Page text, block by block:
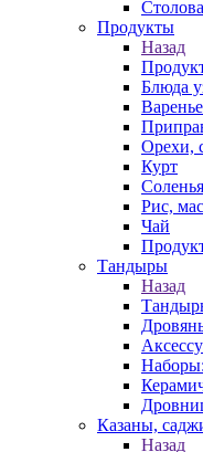
Продукты
Назад
Блюда
Орехи,
Курт
Рис,
Чай
Тандыры
Назад
Казаны,
Назад